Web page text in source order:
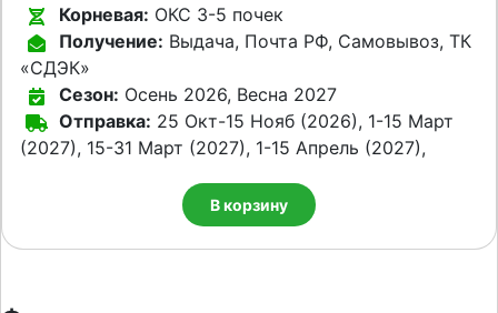
Корневая: ОКС 3-5 почек
Получение: Выдача, Почта РФ, Самовывоз, ТК
«СДЭК»
Сезон: Осень 2026, Весна 2027
Отправка: 25 Окт-15 Нояб (2026), 1-15 Март
(2027), 15-31 Март (2027), 1-15 Апрель (2027),
В корзину